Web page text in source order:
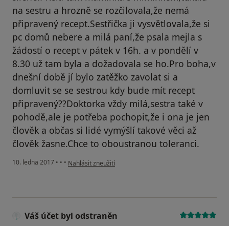
na sestru a hrozně se rozčilovala,že nemá
připravený recept.Sestřička ji vysvětlovala,že si
pc domů nebere a milá paní,že psala mejla s
žádostí o recept v pátek v 16h. a v pondělí v
8.30 už tam byla a dožadovala se ho.Pro boha,v
dnešní době jí bylo zatěžko zavolat si a
domluvit se se sestrou kdy bude mít recept
připravený??Doktorka vždy milá,sestra také v
pohodě,ale je potřeba pochopit,že i ona je jen
člověk a občas si lidé vymýšlí takové věci až
člověk žasne.Chce to oboustranou toleranci.
10. ledna 2017 • • • podle názoru uživatele Váš účet byl odstraněn
Nahlásit zneužití
Váš účet byl odstraněn